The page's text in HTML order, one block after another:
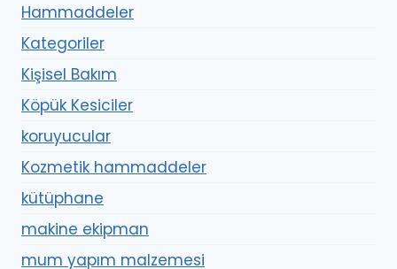
Hammaddeler
Kategoriler
Kişisel Bakım
Köpük Kesiciler
koruyucular
Kozmetik hammaddeler
kütüphane
makine ekipman
mum yapım malzemesi